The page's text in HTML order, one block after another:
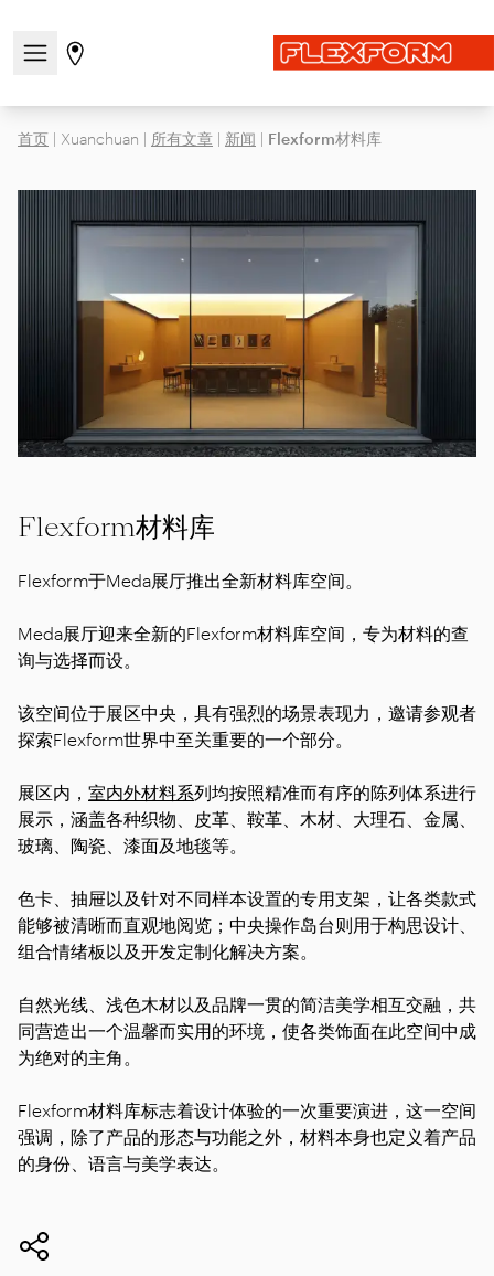
打开/关闭导航菜单
前往商店页面
首页 | Xuanchuan | 所有文章 | 新闻 | Flexform材料库
Flexform材料库
Flexform于Meda展厅推出全新材料库空间。
Meda展厅迎来全新的Flexform材料库空间，专为材料的查
询与选择而设。
该空间位于展区中央，具有强烈的场景表现力，邀请参观者
探索Flexform世界中至关重要的一个部分。
展区内， 室内外材料系列均按照精准而有序的陈列体系进行
展示，涵盖各种织物、皮革、鞍革、木材、大理石、金属、
玻璃、陶瓷、漆面及地毯等。
色卡、抽屉以及针对不同样本设置的专用支架，让各类款式
能够被清晰而直观地阅览；中央操作岛台则用于构思设计、
组合情绪板以及开发定制化解决方案。
自然光线、浅色木材以及品牌一贯的简洁美学相互交融，共
同营造出一个温馨而实用的环境，使各类饰面在此空间中成
为绝对的主角。
Flexform材料库标志着设计体验的一次重要演进，这一空间
强调，除了产品的形态与功能之外，材料本身也定义着产品
的身份、语言与美学表达。